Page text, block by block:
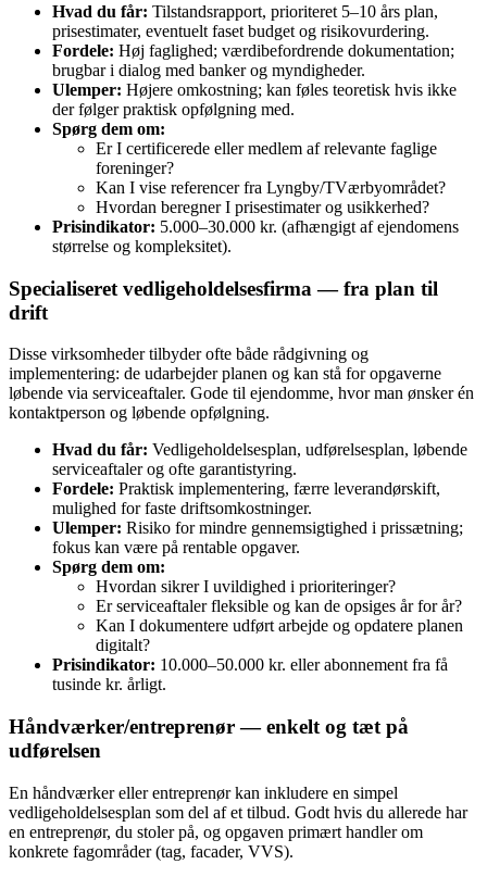
Hvad du får: Tilstandsrapport, prioriteret 5–10 års plan,
prisestimater, eventuelt faset budget og risikovurdering.
Fordele: Høj faglighed; værdibefordrende dokumentation;
brugbar i dialog med banker og myndigheder.
Ulemper: Højere omkostning; kan føles teoretisk hvis ikke
der følger praktisk opfølgning med.
Spørg dem om:
Er I certificerede eller medlem af relevante faglige
foreninger?
Kan I vise referencer fra Lyngby/TVærbyområdet?
Hvordan beregner I prisestimater og usikkerhed?
Prisindikator: 5.000–30.000 kr. (afhængigt af ejendomens
størrelse og kompleksitet).
Specialiseret vedligeholdelsesfirma — fra plan til
drift
Disse virksomheder tilbyder ofte både rådgivning og
implementering: de udarbejder planen og kan stå for opgaverne
løbende via serviceaftaler. Gode til ejendomme, hvor man ønsker én
kontaktperson og løbende opfølgning.
Hvad du får: Vedligeholdelsesplan, udførelsesplan, løbende
serviceaftaler og ofte garantistyring.
Fordele: Praktisk implementering, færre leverandørskift,
mulighed for faste driftsomkostninger.
Ulemper: Risiko for mindre gennemsigtighed i prissætning;
fokus kan være på rentable opgaver.
Spørg dem om:
Hvordan sikrer I uvildighed i prioriteringer?
Er serviceaftaler fleksible og kan de opsiges år for år?
Kan I dokumentere udført arbejde og opdatere planen
digitalt?
Prisindikator: 10.000–50.000 kr. eller abonnement fra få
tusinde kr. årligt.
Håndværker/entreprenør — enkelt og tæt på
udførelsen
En håndværker eller entreprenør kan inkludere en simpel
vedligeholdelsesplan som del af et tilbud. Godt hvis du allerede har
en entreprenør, du stoler på, og opgaven primært handler om
konkrete fagområder (tag, facader, VVS).